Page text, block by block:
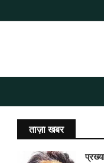
ताज़ा खबर